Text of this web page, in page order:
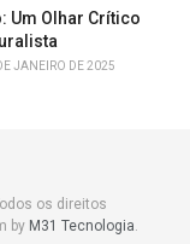
Um Olhar Crítico
JANEIRO DE 2025
os direitos
by M31 Tecnologia.